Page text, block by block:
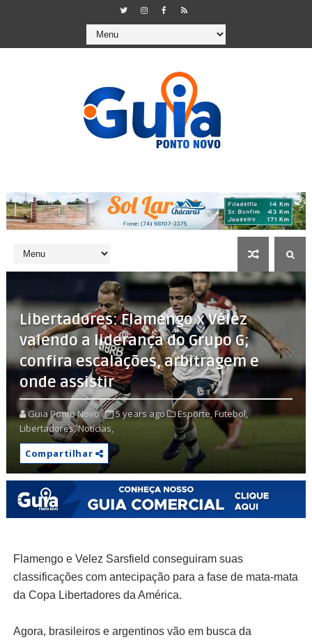
Libertadores: Flamengo x Vélez
valendo a liderança do Grupo G;
confira escalações, arbitragem e
onde assistir
Guia Ponto Novo 5 years ago Esporte,Futebol,
Libertadores,Notícias,
Compartilhar
Flamengo e Velez Sarsfield conseguiram suas
classificações com antecipação para a fase de mata-mata
da Copa Libertadores da América.
Agora, brasileiros e argentinos vão em busca da